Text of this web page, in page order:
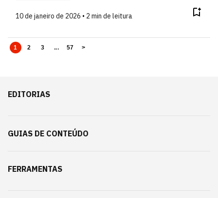
10 de janeiro de 2026 • 2 min de leitura
1 2 3 ... 57 >
EDITORIAS
GUIAS DE CONTEÚDO
FERRAMENTAS